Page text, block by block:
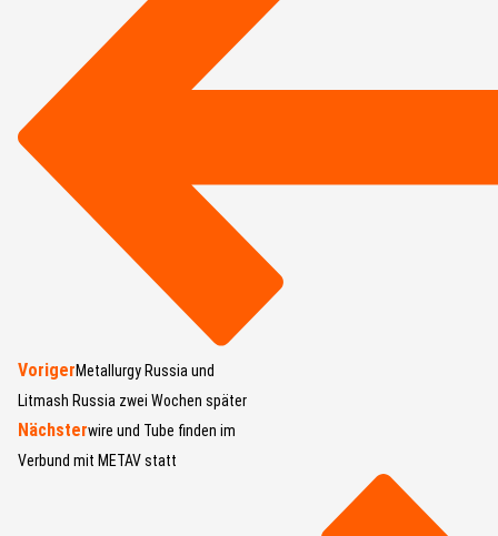
VorigerMetallurgy Russia und
Litmash Russia zwei Wochen später
Nächsterwire und Tube finden im
Verbund mit METAV statt